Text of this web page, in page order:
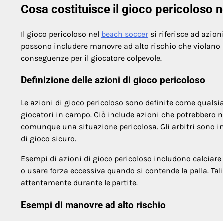
Cosa costituisce il gioco pericoloso
Il gioco pericoloso nel beach soccer si riferisce ad
possono includere manovre ad alto rischio che
conseguenze per il giocatore colpevole.
Definizione delle azioni di gioco pericoloso
Le azioni di gioco pericoloso sono definite come
giocatori in campo. Ciò include azioni che potrebbero
comunque una situazione pericolosa. Gli arbitri sono
di gioco sicuro.
Esempi di azioni di gioco pericoloso includono
o usare forza eccessiva quando si contende la palla.
attentamente durante le partite.
Esempi di manovre ad alto rischio